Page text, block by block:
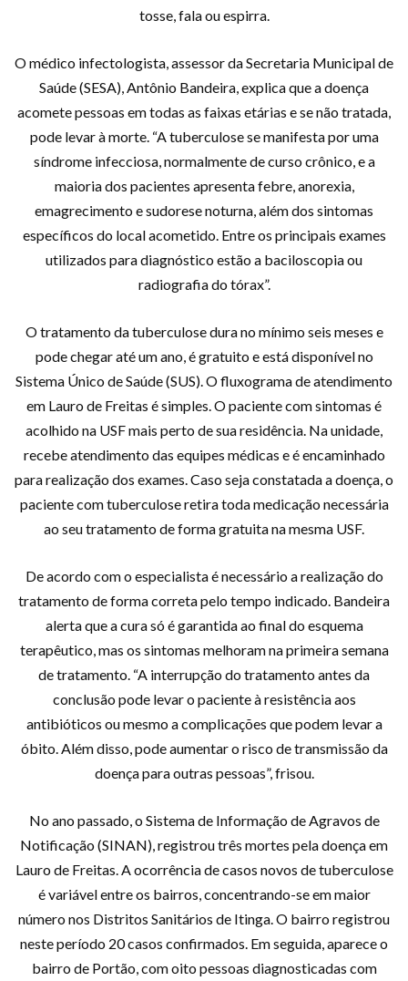
tosse, fala ou espirra.
O médico infectologista, assessor da Secretaria Municipal de
Saúde (SESA), Antônio Bandeira, explica que a doença
acomete pessoas em todas as faixas etárias e se não tratada,
pode levar à morte. “A tuberculose se manifesta por uma
síndrome infecciosa, normalmente de curso crônico, e a
maioria dos pacientes apresenta febre, anorexia,
emagrecimento e sudorese noturna, além dos sintomas
específicos do local acometido. Entre os principais exames
utilizados para diagnóstico estão a baciloscopia ou
radiografia do tórax”.
O tratamento da tuberculose dura no mínimo seis meses e
pode chegar até um ano, é gratuito e está disponível no
Sistema Único de Saúde (SUS). O fluxograma de atendimento
em Lauro de Freitas é simples. O paciente com sintomas é
acolhido na USF mais perto de sua residência. Na unidade,
recebe atendimento das equipes médicas e é encaminhado
para realização dos exames. Caso seja constatada a doença, o
paciente com tuberculose retira toda medicação necessária
ao seu tratamento de forma gratuita na mesma USF.
De acordo com o especialista é necessário a realização do
tratamento de forma correta pelo tempo indicado. Bandeira
alerta que a cura só é garantida ao final do esquema
terapêutico, mas os sintomas melhoram na primeira semana
de tratamento. “A interrupção do tratamento antes da
conclusão pode levar o paciente à resistência aos
antibióticos ou mesmo a complicações que podem levar a
óbito. Além disso, pode aumentar o risco de transmissão da
doença para outras pessoas”, frisou.
No ano passado, o Sistema de Informação de Agravos de
Notificação (SINAN), registrou três mortes pela doença em
Lauro de Freitas. A ocorrência de casos novos de tuberculose
é variável entre os bairros, concentrando-se em maior
número nos Distritos Sanitários de Itinga. O bairro registrou
neste período 20 casos confirmados. Em seguida, aparece o
bairro de Portão, com oito pessoas diagnosticadas com